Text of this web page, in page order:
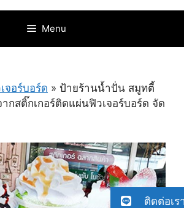
Menu
จอร์บอร์ด » ป้ายร้านน้ำปั่น สมูทตี้
กสติ๊กเกอร์ติดแผ่นฟิวเจอร์บอร์ด จัด
ติดต่อเร